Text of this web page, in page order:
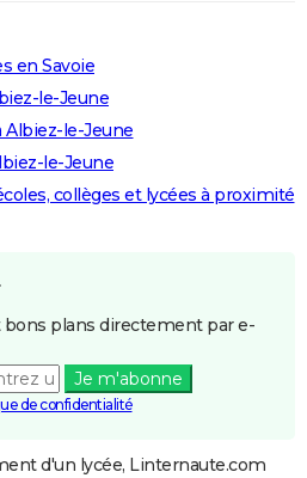
en Savoie
le-Jeune
Albiez-le-Jeune
le-Jeune
collèges et lycées à proximité
bons plans directement par e-
Je m'abonne
de confidentialité
d'un lycée, Linternaute.com